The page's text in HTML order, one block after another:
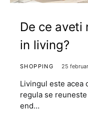
De ce aveti
in living?
SHOPPING 25
Livingul este acea
regula se
end…